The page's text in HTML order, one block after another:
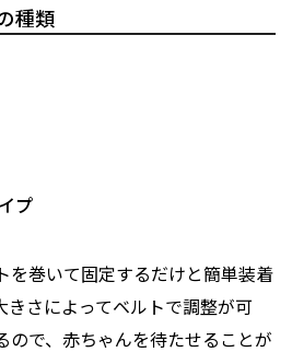
種類
プ
を巻いて固定するだけと簡単装着
きさによってベルトで調整が可
ので、赤ちゃんを待たせることが